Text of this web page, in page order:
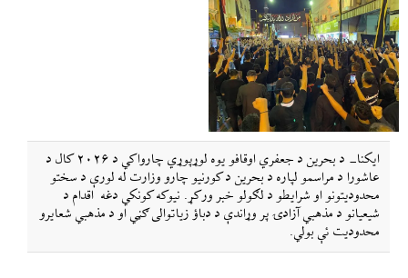
ایکنا- د بحرین د جعفري اوقافو یوه لوړپوړي چارواکي د ۲۰۲۶ کال د
عاشورا د مراسمو لپاره د بحرین د کورنیو چارو وزارت له لورې د سختو
محدودیتونو او شرایطو د لګولو خبر ورکړ. نیوکه کونکي دغه اقدام د
شیعیانو د مذهبي آزادۍ پر وړاندې د دباؤ زیاتوالی ګڼي او د مذهبي شعایرو
محدودیت ئې بولي.